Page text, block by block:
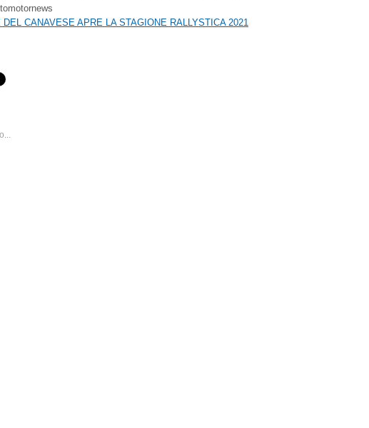
DEL CANAVESE APRE LA STAGIONE RALLYSTICA 2021